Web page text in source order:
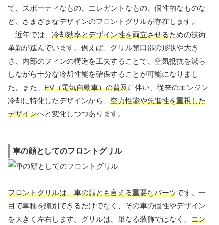
て、スポーティなもの、エレガントなもの、個性的なものな
ど、さまざまなデザインのフロントグリルが存在します。
近年では、 冷却効率とデザイン性を両立させるための技術
革新が進んでいます。例えば、グリル開口部の形状や大き
さ、内部のフィンの構造を工夫することで、空気抵抗を減ら
しながら十分な冷却性能を確保することが可能になりまし
た。また、 EV（電気自動車）の普及に伴い、従来のエンジン
冷却に特化したデザインから、 空力性能や先進性を重視した
デザインへと変化しつつあります。
車の顔としてのフロントグリル
フロントグリルは、車の顔とも言える重要なパーツです。一
目で車種を識別できるだけでなく、その車の個性やデザイン
を大きく左右します。グリルは、単なる装飾ではなく、 エン